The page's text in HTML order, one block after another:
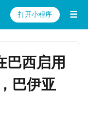
打开小程序 ☰
巴西启用
巴伊亚